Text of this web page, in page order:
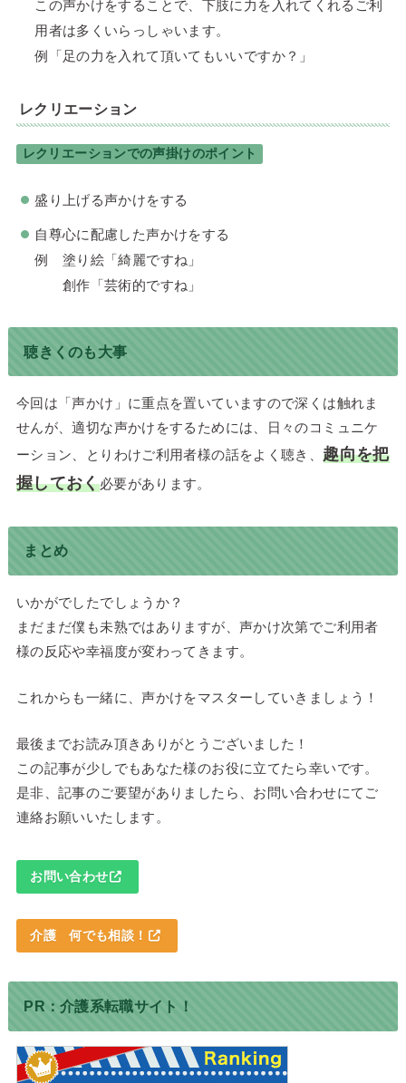
この声かけをすることで、下肢に力を入れてくれるご利
用者は多くいらっしゃいます。
例「足の力を入れて頂いてもいいですか？」
レクリエーション
レクリエーションでの声掛けのポイント
盛り上げる声かけをする
自尊心に配慮した声かけをする
例 塗り絵「綺麗ですね」
創作「芸術的ですね」
聴きくのも大事
今回は「声かけ」に重点を置いていますので深くは触れま
せんが、適切な声かけをするためには、日々のコミュニケ
ーション、とりわけご利用者様の話をよく聴き、 趣向を把
握しておく必要があります。
まとめ
いかがでしたでしょうか？
まだまだ僕も未熟ではありますが、声かけ次第でご利用者
様の反応や幸福度が変わってきます。
これからも一緒に、声かけをマスターしていきましょう！
最後までお読み頂きありがとうございました！
この記事が少しでもあなた様のお役に立てたら幸いです。
是非、記事のご要望がありましたら、お問い合わせにてご
連絡お願いいたします。
お問い合わせ
介護 何でも相談！
PR：介護系転職サイト！